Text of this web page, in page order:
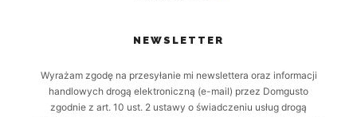
NEWSLETTER
Wyrażam zgodę na przesyłanie mi newslettera oraz informacji
handlowych drogą elektroniczną (e-mail) przez Domgusto
zgodnie z art. 10 ust. 2 ustawy o świadczeniu usług drogą